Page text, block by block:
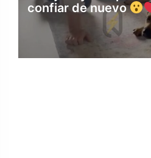
confiar de nuevo